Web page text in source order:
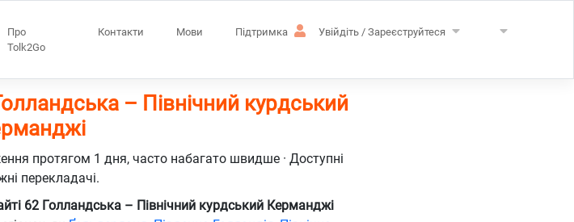
Про
Tolk2Go
Контакти Мови Підтримка Увійдіть / Зареєструйтеся
– Північний курдський
протягом 1 дня, часто набагато швидше · Доступні
перекладачі.
62 Голландська – Північний курдський Керманджі